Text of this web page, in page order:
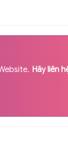
Hãy liên